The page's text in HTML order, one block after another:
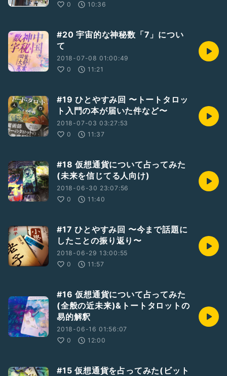
0
10:36
#20 宇宙的な神秘数「7」につい
て
2018-07-08 01:00:49
0
11:21
#19 ひとやすみ回 〜トートタロッ
ト入門の本が届いた件など〜
2018-07-03 03:27:53
0
11:37
#18 仮想通貨について占ってみた
(未来を信じてる人向け)
2018-06-30 23:07:56
0
11:40
#17 ひとやすみ回 〜今まで話題に
したことの振り返り〜
2018-06-29 13:00:55
0
11:57
#16 仮想通貨について占ってみた
(全般の近未来)&トートタロットの
易的解釈
2018-06-16 01:56:07
0
12:00
#15 仮想通貨を占ってみた(ビット